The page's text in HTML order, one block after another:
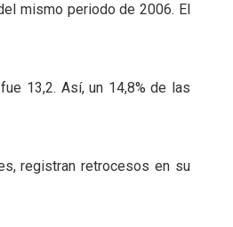
mismo periodo de 2006. El
13,2. Así, un 14,8% de las
registran retrocesos en su